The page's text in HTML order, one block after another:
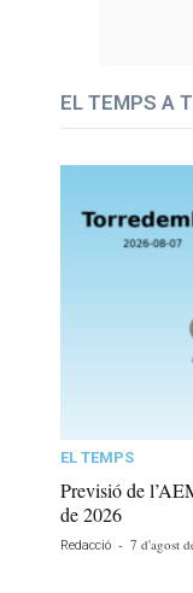
EL TEMPS A
EL TEMPS
Previsió de
de 2026
Redacció - 7 d'agost